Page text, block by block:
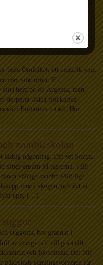
övernattningskalas med Ester
ha skattjakt och leka Katten
och läskigheter man kan
båda Örnfolket, ett småfolk som
nära sina örnar. Ett
hem på ön Argonia, men
desperat rädda trollkarlen
i Ensamma tornet. Hon
zombieskolan
aldrig någonting. Det vet Sonya,
sitter ensam på rasterna. Tills
väldigt snabbt. Plötsligt
inne i skogen, och det är
dykt upp, […]
suggorna bor grannar i
av energi och vill göra allt
och filosofiska. Det blir
påkostade samlingsvolymen får